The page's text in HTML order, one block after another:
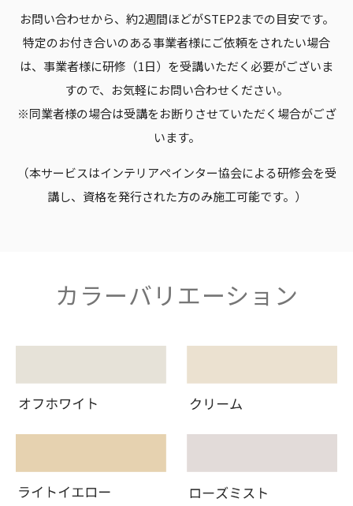
お問い合わせから、約2週間ほどがSTEP2までの目安です。
特定のお付き合いのある事業者様にご依頼をされたい場合
は、 事業者様に研修（1日）を受講いただく必要がございま
すので、お気軽にお問い合わせください。
※同業者様の場合は受講をお断りさせていただく場合がござ
います。
（本サービスはインテリアペインター協会による研修会を受
講し、資格を発行された方のみ施工可能です。）
カラーバリエーション